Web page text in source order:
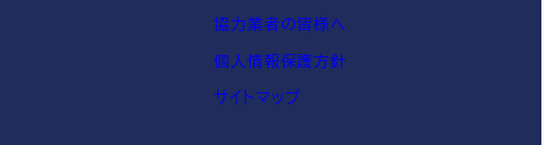
協力業者の皆様へ
個人情報保護方針
サイトマップ